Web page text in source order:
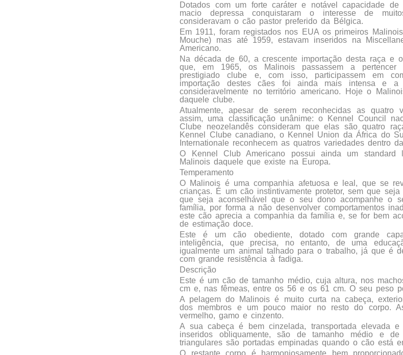
Dotados com um forte caráter e notável capacidade
macio depressa conquistaram o interesse de
consideravam o cão pastor preferido da Bélgica.
Em 1911, foram registados nos EUA os primeiros
Mouche) mas até 1959, estavam inseridos na
Americano.
Na década de 60, a crescente importação desta raça e
que, em 1965, os Malinois passassem a pertencer
prestigiado clube e, com isso, participassem em
importação destes cães foi ainda mais intensa e a
consideravelmente no território americano. Hoje o
daquele clube.
Atualmente, apesar de serem reconhecidas as quatro
assim, uma classificação unânime: o Kennel Council
Clube neozelandês consideram que elas são quatro
Kennel Clube canadiano, o Kennel Union da África do
Internationale reconhecem as quatros variedades dentro
O Kennel Club Americano possui ainda um standard
Malinois daquele que existe na Europa.
Temperamento
O Malinois é uma companhia afetuosa e leal, que se
crianças. É um cão instintivamente protetor, sem que
que seja aconselhável que o seu dono acompanhe o
família, por forma a não desenvolver comportamentos
este cão aprecia a companhia da família e, se for bem
de estimação doce.
Este é um cão obediente, dotado com grande
inteligência, que precisa, no entanto, de uma
igualmente um animal talhado para o trabalho, já que é
com grande resistência à fadiga.
Descrição
Este é um cão de tamanho médio, cuja altura, nos
cm e, nas fêmeas, entre os 56 e os 61 cm. O seu peso
A pelagem do Malinois é muito curta na cabeça,
dos membros e um pouco maior no resto do corpo.
vermelho, gamo e cinzento.
A sua cabeça é bem cinzelada, transportada elevada
inseridos obliquamente, são de tamanho médio e
triangulares são portadas empinadas quando o cão está
O restante corpo é harmoniosamente bem